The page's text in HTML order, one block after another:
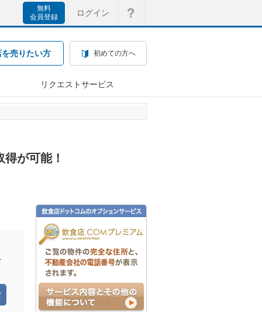
無料
会員登録
ログイン
を売りたい方 初めての方へ
リクエストサービス
が可能！